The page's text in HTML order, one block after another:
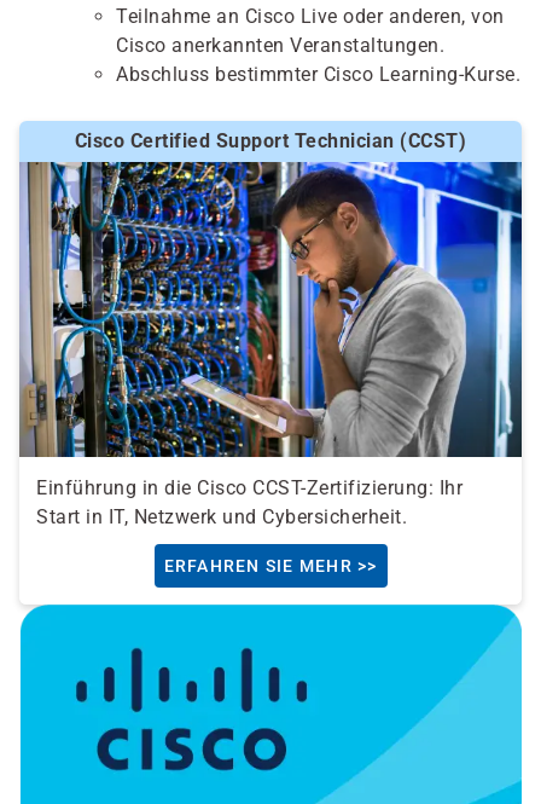
Teilnahme an Cisco Live oder anderen, von
Cisco anerkannten Veranstaltungen.
Abschluss bestimmter Cisco Learning-Kurse.
Cisco Certified Support Technician (CCST)
Einführung in die Cisco CCST-Zertifizierung: Ihr
Start in IT, Netzwerk und Cybersicherheit.
ERFAHREN SIE MEHR >>